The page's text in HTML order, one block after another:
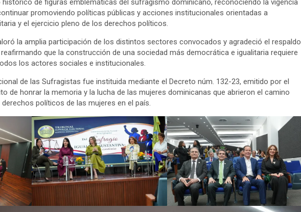
de figuras emblemáticas del sufragismo dominicano, reconociendo la vigencia
promoviendo políticas públicas y acciones institucionales orientadas a
y el ejercicio pleno de los derechos políticos.
la amplia participación de los distintos sectores convocados y agradeció el respaldo
que la construcción de una sociedad más democrática e igualitaria requiere
los actores sociales e institucionales.
de las Sufragistas fue instituida mediante el Decreto núm. 132-23, emitido por el
de honrar la memoria y la lucha de las mujeres dominicanas que abrieron el camino
políticos de las mujeres en el país.